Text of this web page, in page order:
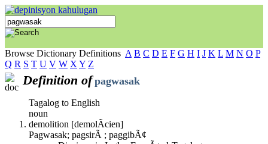
Browse Dictionary Definitions A B C D E F G H I J K L M N O P
Q R S T U V W X Y Z
Definition of pagwasak
Tagalog to English
noun
demolition [demolÃ­cien]
Pagwasak; pagsirÃ ; paggibÃ¢